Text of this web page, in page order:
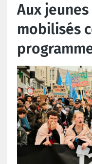
Aux
mobilisés